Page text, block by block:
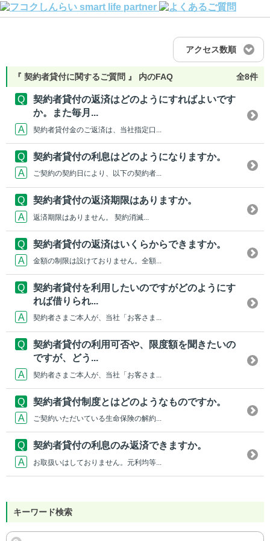
アクセス数順
『 契約者貸付に関するご質問 』 内のFAQ 全8件
契約者貸付の返済はどのようにすればよいです
か。また毎月...
契約者貸付金のご返済は、当社指定口...
契約者貸付の利息はどのようになりますか。
ご契約の契約日により、以下の契約者...
契約者貸付の返済期限はありますか。
返済期限はありません。 契約消滅...
契約者貸付の返済はいくらからできますか。
金額の制限は設けておりません。全額...
契約者貸付を利用したいのですがどのようにす
れば借りられ...
契約者さまご本人が、当社「お客さま...
契約者貸付の利用可否や、限度額を聞きたいの
ですが、どう...
契約者さまご本人が、当社「お客さま...
契約者貸付制度とはどのようなものですか。
ご契約いただいている生命保険の解約...
契約者貸付の利息のみ返済できますか。
お取扱いはしておりません。元利均等...
キーワード検索